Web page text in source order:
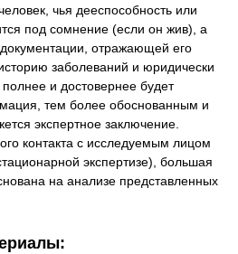
чья дееспособность или
под сомнение (если он жив), а
отражающей его
заболеваний и юридически
и достовернее будет
тем более обоснованным и
экспертное заключение.
контакта с исследуемым лицом
экспертизе), большая
на анализе представленных